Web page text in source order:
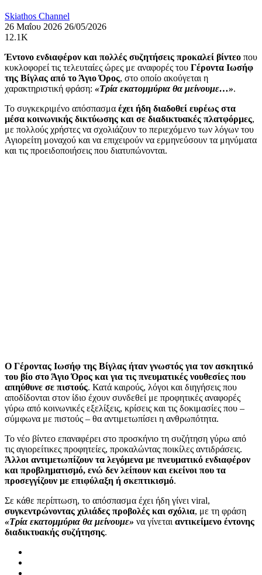
Skiathos Channel
26 Μαΐου 2026 26/05/2026
12.1K
Έντονο ενδιαφέρον και πολλές συζητήσεις προκαλεί βίντεο που
κυκλοφορεί τις τελευταίες ώρες με αναφορές του Γέροντα Ιωσήφ
της Βίγλας από το Άγιο Όρος, στο οποίο ακούγεται η
χαρακτηριστική φράση: «Τρία εκατομμύρια θα μείνουμε…».
Το συγκεκριμένο απόσπασμα έχει ήδη διαδοθεί ευρέως στα
μέσα κοινωνικής δικτύωσης και σε διαδικτυακές πλατφόρμες,
με πολλούς χρήστες να σχολιάζουν το περιεχόμενο των λόγων του
Αγιορείτη μοναχού και να επιχειρούν να ερμηνεύσουν τα μηνύματα
και τις προειδοποιήσεις που διατυπώνονται.
Ο Γέροντας Ιωσήφ της Βίγλας ήταν γνωστός για τον ασκητικό
του βίο στο Άγιο Όρος και για τις πνευματικές νουθεσίες που
απηύθυνε σε πιστούς. Κατά καιρούς, λόγοι και διηγήσεις που
αποδίδονται στον ίδιο έχουν συνδεθεί με προφητικές αναφορές
γύρω από κοινωνικές εξελίξεις, κρίσεις και τις δοκιμασίες που –
σύμφωνα με πιστούς – θα αντιμετωπίσει η ανθρωπότητα.
Το νέο βίντεο επαναφέρει στο προσκήνιο τη συζήτηση γύρω από
τις αγιορείτικες προφητείες, προκαλώντας ποικίλες αντιδράσεις.
Άλλοι αντιμετωπίζουν τα λεγόμενα με πνευματικό ενδιαφέρον
και προβληματισμό, ενώ δεν λείπουν και εκείνοι που τα
προσεγγίζουν με επιφύλαξη ή σκεπτικισμό.
Σε κάθε περίπτωση, το απόσπασμα έχει ήδη γίνει viral,
συγκεντρώνοντας χιλιάδες προβολές και σχόλια, με τη φράση
«Τρία εκατομμύρια θα μείνουμε» να γίνεται αντικείμενο έντονης
διαδικτυακής συζήτησης.